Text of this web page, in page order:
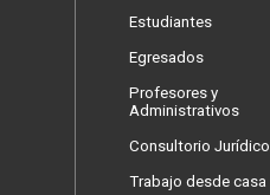
Estudiantes
Egresados
Profesores y
Administrativos
Consultorio Jurídico
Trabajo desde casa